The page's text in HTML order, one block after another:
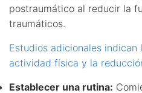
postraumático al reducir la
traumáticos.
Estudios adicionales indican
actividad física y la
Establecer una rutina: